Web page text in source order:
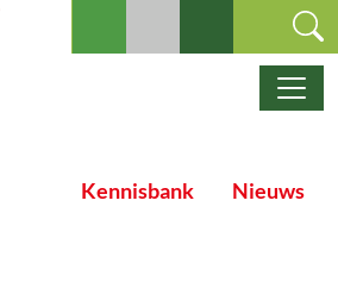
Kennisbank Nieuws